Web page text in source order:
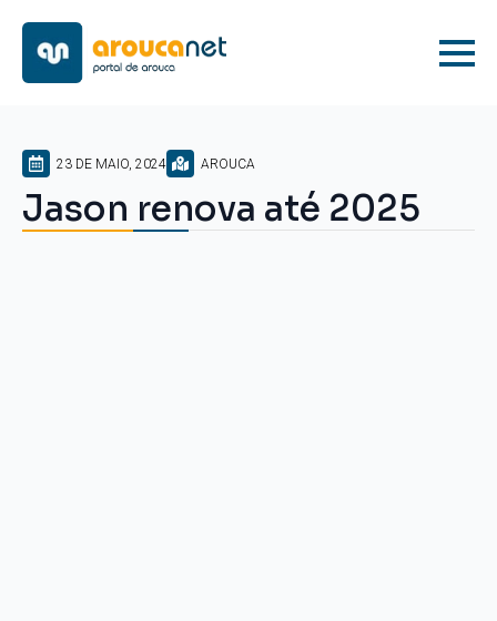
23 DE MAIO, 2024 AROUCA
Jason renova até 2025